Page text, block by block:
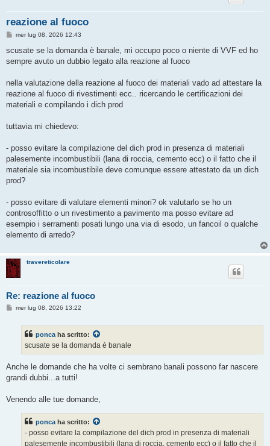
reazione al fuoco
M
s
a
i
o
mer lug 08, 2026 12:43
scusate se la domanda è banale, mi occupo poco o niente di VVF ed ho
sempre avuto un dubbio legato alla reazione al fuoco
nella valutazione della reazione al fuoco dei materiali vado ad attestare la
reazione al fuoco di rivestimenti ecc.. ricercando le certificazioni dei
materiali e compilando i dich prod
tuttavia mi chiedevo:
- posso evitare la compilazione del dich prod in presenza di materiali
palesemente incombustibili (lana di roccia, cemento ecc) o il fatto che il
materiale sia incombustibile deve comunque essere attestato da un dich
prod?
- posso evitare di valutare elementi minori? ok valutarlo se ho un
controsoffitto o un rivestimento a pavimento ma posso evitare ad
esempio i serramenti posati lungo una via di esodo, un fancoil o qualche
elemento di arredo?
travereticolare
Re: reazione al fuoco
M
o
mer lug 08, 2026 13:22
ponca ha scritto:
scusate se la domanda è banale
Anche le domande che ha volte ci sembrano banali possono far nascere
grandi dubbi...a tutti!
Venendo alle tue domande,
ponca ha scritto:
- posso evitare la compilazione del dich prod in presenza di materiali
palesemente incombustibili (lana di roccia, cemento ecc) o il fatto che il